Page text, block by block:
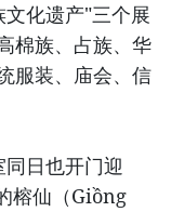
化遗产"三个展
棉族、占族、华
服装、庙会、信
日也开门迎
榕仙（Giồng